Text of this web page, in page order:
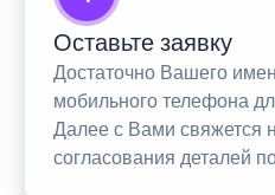
Оставьте заявку
Достаточно Вашего
мобильного телефона
Далее с Вами свяжется
согласования деталей